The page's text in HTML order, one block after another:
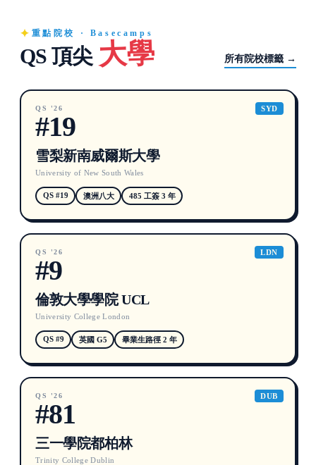
重點院校 · Basecamps
QS 頂尖 大學 所有院校標籤 →
SYD
QS '26
#19
雪梨新南威爾斯大學
University of New South Wales
QS #19 澳洲八大 485 工簽 3 年
LDN
QS '26
#9
倫敦大學學院 UCL
University College London
QS #9 英國 G5 畢業生路徑 2 年
DUB
QS '26
#81
三一學院都柏林
Trinity College Dublin